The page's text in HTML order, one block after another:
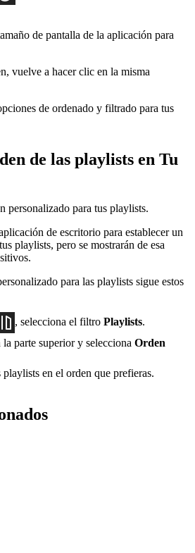
de pantalla de la aplicación para
vuelve a hacer clic en la misma
de ordenado y filtrado para tus
de las playlists en Tu
personalizado para tus playlists.
de escritorio para establecer un
playlists, pero se mostrarán de esa
para las playlists sigue estos
, selecciona el filtro Playlists.
la parte superior y selecciona Orden
en el orden que prefieras.